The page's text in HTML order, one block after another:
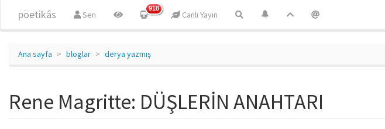
pöetikâs Sen
918
Canlı Yayın
Ana sayfa bloglar derya yazmış
Rene Magritte: DÜŞLERİN ANAHTARI